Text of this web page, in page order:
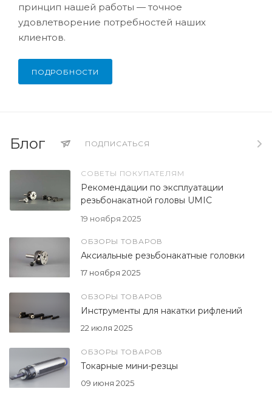
принцип нашей работы — точное
удовлетворение потребностей наших
клиентов.
ПОДРОБНОСТИ
Блог ПОДПИСАТЬСЯ
СОВЕТЫ ПОКУПАТЕЛЯМ
19 ноября 2025
Рекомендации по эксплуатации
резьбонакатной головы UMIC
ОБЗОРЫ ТОВАРОВ
17 ноября 2025
Аксиальные резьбонакатные головки
ОБЗОРЫ ТОВАРОВ
22 июля 2025
Инструменты для накатки рифлений
ОБЗОРЫ ТОВАРОВ
09 июня 2025
Токарные мини-резцы